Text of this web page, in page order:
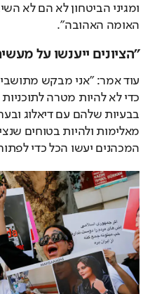
האומה האהובה".
"הציונים ייענשו על
המכהנים יעשו הכל כדי לפתור